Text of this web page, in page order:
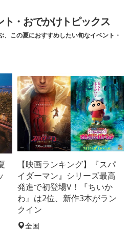
ト・おでかけトピックス
、この夏におすすめしたい旬なイベント・
【映画ランキング】『スパ
イダーマン』シリーズ最高
発進で初登場V！『ちいか
わ』は2位、新作3本がラン
クイン
全国